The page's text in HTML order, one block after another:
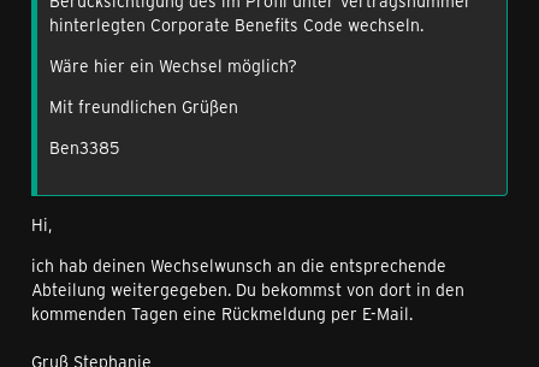
hinterlegten Corporate Benefits Code wechseln.
Wäre hier ein Wechsel möglich?
Mit freundlichen Grüßen
Ben3385
Hi,
ich hab deinen Wechselwunsch an die entsprechende
Abteilung weitergegeben. Du bekommst von dort in den
kommenden Tagen eine Rückmeldung per E-Mail.
Gruß Stephanie